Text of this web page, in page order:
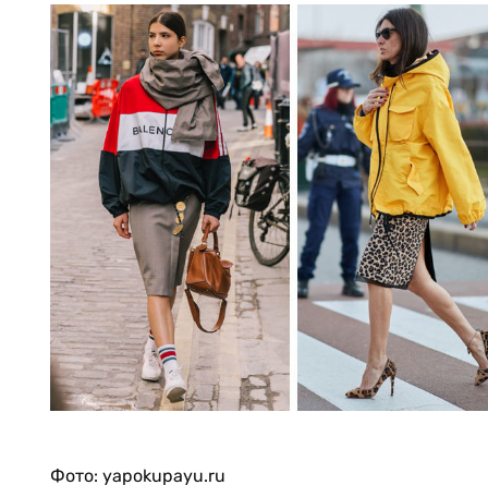
Фото: yapokupayu.ru